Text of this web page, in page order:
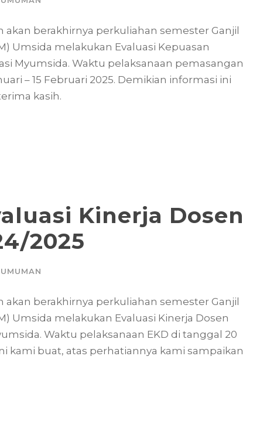
berakhirnya perkuliahan semester Ganjil
Umsida melakukan Evaluasi Kepuasan
Myumsida. Waktu pelaksanaan pemasangan
– 15 Februari 2025. Demikian informasi ini
kasih.
Kinerja Dosen
2025
berakhirnya perkuliahan semester Ganjil
Umsida melakukan Evaluasi Kinerja Dosen
Waktu pelaksanaan EKD di tanggal 20
kami buat, atas perhatiannya kami sampaikan